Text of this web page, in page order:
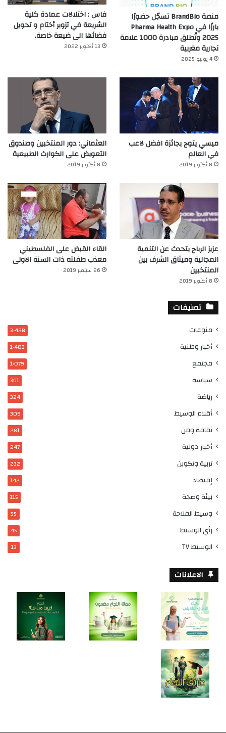
منصة BrandBio تسجّل حضورًا
بارزًا في Pharma Health Expo
2025 وتُطلق مبادرة 1000 علامة
تجارية مغربية
4 يوليو 2025
فاس : اختلالات عمادة كلية
الشريعة في تزوير أختام و تحويل
فضائها الى ضيعة خاصة.
13 أكتوبر 2022
ميسي يتوج بجائزة افضل لاعب
في العالم‎
8 أكتوبر 2019
العثماني: دور المنتخبين وصندوق
التعويض على الكوارث الطبيعية
8 أكتوبر 2019
عزيز الرباح يتحدث عن التنمية
المجالية وميثاق الشرف بين
المنتخبين
8 أكتوبر 2019
القاء القبض على الفلسطيني
معذب طفلته ذات السنة الاولى
26 سبتمبر 2019
تصنيفات
منوعات 3٬428
أخبار وطنية 1٬403
مجتمع 1٬079
سياسة 361
رياضة 324
أقلام الوسيط 309
ثقافة وفن 281
أخبار دولية 247
تربية وتكوين 232
إقتصاد 142
بيئة وصحة 115
وسيط الفلاحة 55
رأي الوسيط 45
الوسيط TV 13
الاعلانات